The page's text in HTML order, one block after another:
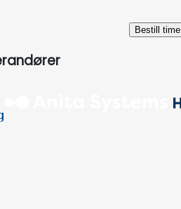
Bestill time